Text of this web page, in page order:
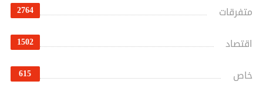
متفرقات 2764
اقتصاد 1502
خاص 615